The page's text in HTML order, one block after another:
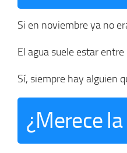
Si en noviembre ya no
El agua suele estar entre
Sí, siempre hay alguien
¿Merece